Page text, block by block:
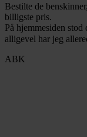
Bestilte de
billigste pris.
På hjemmesiden
alligevel har jeg
ABK